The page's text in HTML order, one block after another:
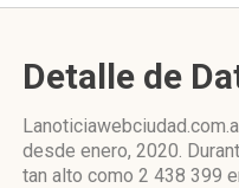
Detalle de
desde enero, 2020.
tan alto como 2 438 399